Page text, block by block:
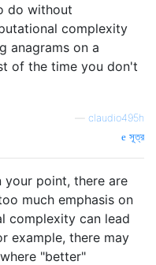
do without
complexity
anagrams on a
of the time you don't
claudio495h
সূত্র
your point, there are
much emphasis on
complexity can lead
example, there may
"better"